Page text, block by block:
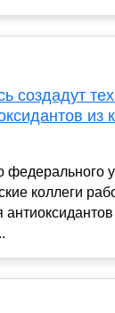
создадут
из
коллеги